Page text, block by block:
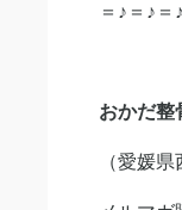
＝♪＝♪＝
おかだ整
（愛媛